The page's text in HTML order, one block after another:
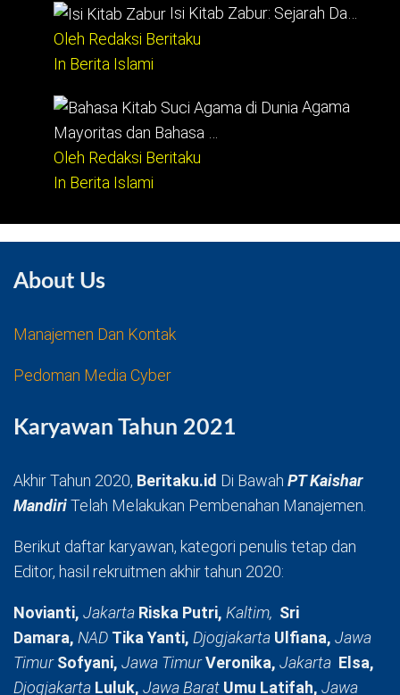
Isi Kitab Zabur: Sejarah Da…
Oleh Redaksi Beritaku
In Berita Islami
Agama
Mayoritas dan Bahasa …
Oleh Redaksi Beritaku
In Berita Islami
About Us
Manajemen Dan Kontak
Pedoman Media Cyber
Karyawan Tahun 2021
Akhir Tahun 2020, Beritaku.id Di Bawah PT Kaishar
MandiriTelah Melakukan Pembenahan Manajemen.
Berikut daftar karyawan, kategori penulis tetap dan
Editor, hasil rekruitmen akhir tahun 2020:
Novianti, Jakarta Riska Putri, Kaltim, Sri
Damara, NAD Tika Yanti, Djogjakarta Ulfiana, Jawa
TimurSofyani, Jawa TimurVeronika, Jakarta Elsa,
Djogjakarta Luluk, Jawa Barat Umu Latifah, Jawa